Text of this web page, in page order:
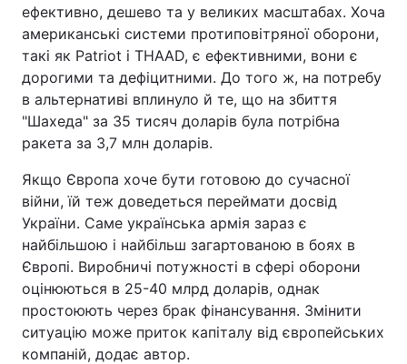
ефективно, дешево та у великих масштабах. Хоча
американські системи протиповітряної оборони,
такі як Patriot і THAAD, є ефективними, вони є
дорогими та дефіцитними. До того ж, на потребу
в альтернативі вплинуло й те, що на збиття
"Шахеда" за 35 тисяч доларів була потрібна
ракета за 3,7 млн доларів.
Якщо Європа хоче бути готовою до сучасної
війни, їй теж доведеться переймати досвід
України. Саме українська армія зараз є
найбільшою і найбільш загартованою в боях в
Європі. Виробничі потужності в сфері оборони
оцінюються в 25-40 млрд доларів, однак
простоюють через брак фінансування. Змінити
ситуацію може приток капіталу від європейських
компаній, додає автор.